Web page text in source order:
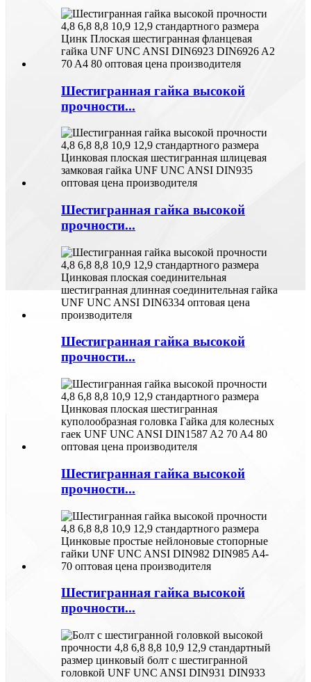
Шестигранная гайка высокой
прочности...
Шестигранная гайка высокой
прочности...
Шестигранная гайка высокой
прочности...
Шестигранная гайка высокой
прочности...
Шестигранная гайка высокой
прочности...